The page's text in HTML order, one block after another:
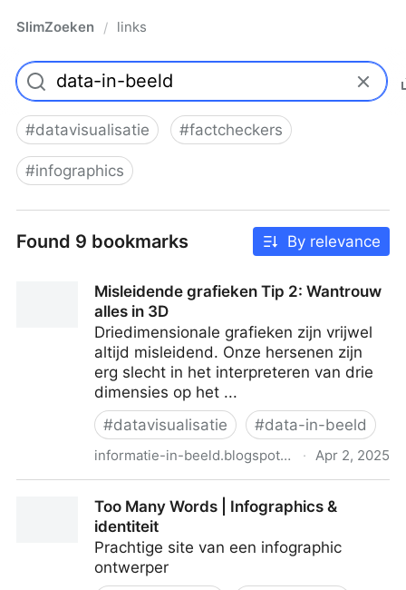
SlimZoeken / links
#datavisualisatie #factcheckers
#infographics
Found 9 bookmarks By relevance
Misleidende grafieken Tip 2: Wantrouw
alles in 3D
Driedimensionale grafieken zijn vrijwel
altijd misleidend. Onze hersenen zijn
erg slecht in het interpreteren van drie
dimensies op het ...
#datavisualisatie #data-in-beeld
informatie-in-beeld.blogspot.com · Apr 2, 2025
Too Many Words | Infographics &
identiteit
Prachtige site van een infographic
ontwerper